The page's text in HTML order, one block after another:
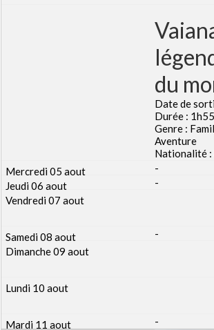
du
Date de
Durée : 1h55
Genre :
Aventure
Nationalité :
-
-
-
-